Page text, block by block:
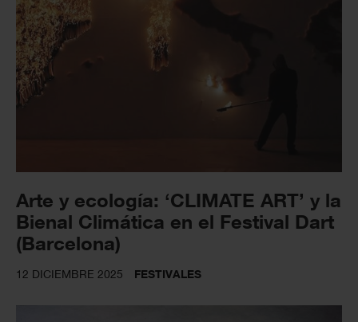
Arte y ecología: ‘CLIMATE ART’ y la
Bienal Climática en el Festival Dart
(Barcelona)
12 DICIEMBRE 2025 FESTIVALES